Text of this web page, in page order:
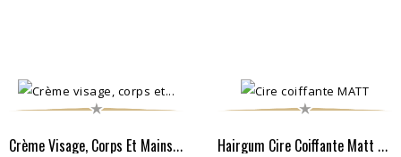
Crème Visage, Corps Et Mains - Cosmos Organic**
Hairgum Cire Coiffante Matt 40G